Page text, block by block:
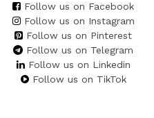
Follow us on Facebook
Follow us on Instagram
Follow us on Pinterest
Follow us on Telegram
Follow us on Linkedin
Follow us on TikTok